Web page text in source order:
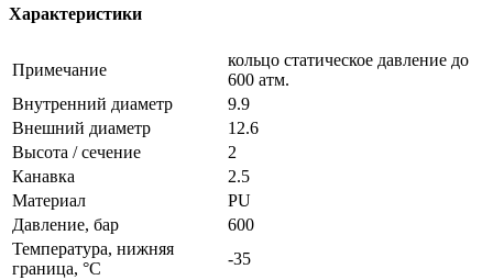
Характеристики
Примечание
кольцо статическое давление до
600 атм.
Внутренний диаметр
9.9
Внешний диаметр
12.6
Высота / сечение
2
Канавка
2.5
Материал
PU
Давление, бар
600
Температура, нижняя
граница, °C
-35